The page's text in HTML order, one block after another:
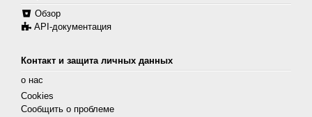
Обзор
API-документация
Контакт и защита личных данных
о нас
Cookies
Сообщить о проблеме